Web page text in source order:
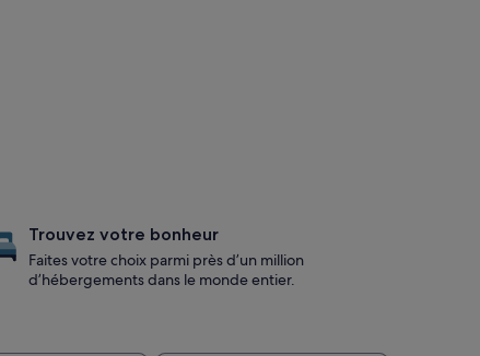
Trouvez votre bonheur
Faites votre choix parmi près d’un million
d’hébergements dans le monde entier.